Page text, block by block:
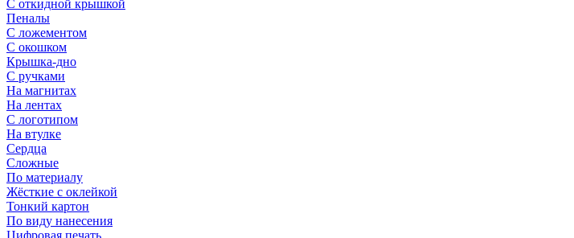
С откидной крышкой
Пеналы
С ложементом
С окошком
Крышка-дно
С ручками
На магнитах
На лентах
С логотипом
На втулке
Сердца
Сложные
По материалу
Жёсткие с оклейкой
Тонкий картон
По виду нанесения
Цифровая печать